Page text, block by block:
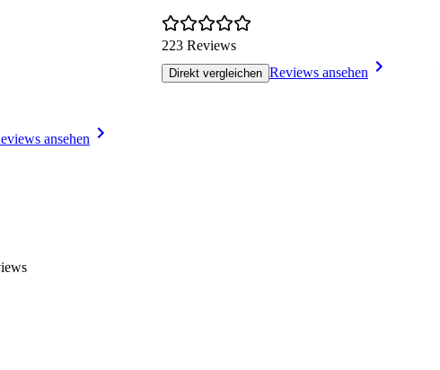
ansehen
223 Reviews
Direkt vergleichen Reviews ansehen